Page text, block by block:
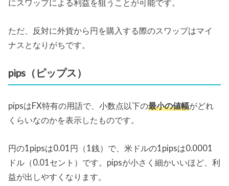
にスワップによる利益を狙うことが可能です。
ただ、反対に外貨から円を購入する際のスワップはマイ
ナスとなりがちです。
pips（ピップス）
pipsはFX特有の用語で、小数点以下の最小の値幅がどれ
くらいなのかを表示したものです。
円の1pipsは0.01円（1銭）で、米ドルの1pipsは0.0001
ドル（0.01セント）です。pipsが小さく細かいいほど、利
益が出しやすくなります。